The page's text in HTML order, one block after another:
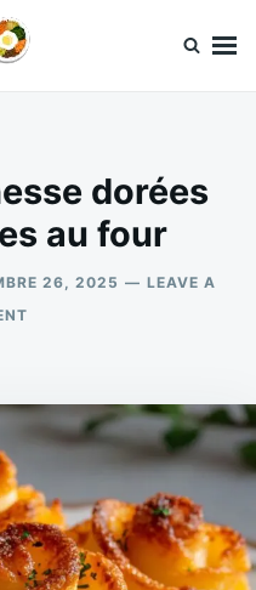
dorées
au four
26, 2025
LEAVE A
ON
CROUSTILLANTES
AU
FOUR